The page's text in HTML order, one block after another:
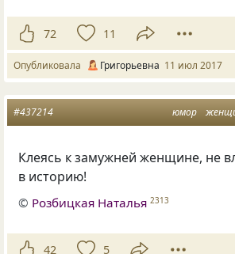
72 11
Опубликовала Григорьевна 11 июл 2017
юмор
#437214
Клеясь к замужней женщине, не
в историю!
© Розбицкая Наталья 2313
42 5